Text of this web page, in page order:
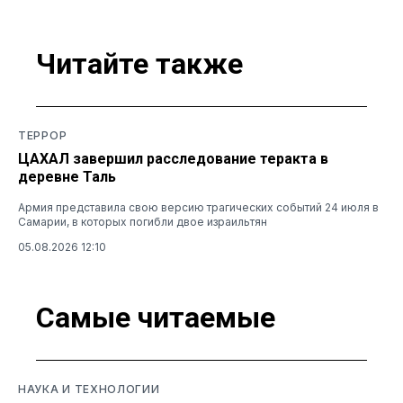
Читайте также
ТЕРРОР
ЦАХАЛ завершил расследование теракта в
деревне Таль
Армия представила свою версию трагических событий 24 июля в
Самарии, в которых погибли двое израильтян
05.08.2026 12:10
Самые читаемые
НАУКА И ТЕХНОЛОГИИ